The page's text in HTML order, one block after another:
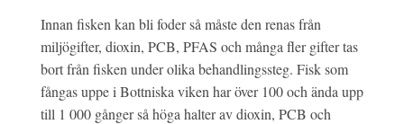
Innan fisken kan bli foder så måste den renas från
miljögifter, dioxin, PCB, PFAS och många fler gifter tas
bort från fisken under olika behandlingssteg. Fisk som
fångas uppe i Bottniska viken har över 100 och ända upp
till 1 000 gånger så höga halter av dioxin, PCB och